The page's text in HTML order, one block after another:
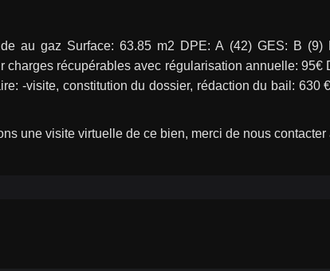
au gaz Surface: 63.85 m2 DPE: A (42) GES: B (9)
récupérables avec régularisation annuelle: 95€
-visite, constitution du dossier, rédaction du bail: 630
une visite virtuelle de ce bien, merci de nous contacter